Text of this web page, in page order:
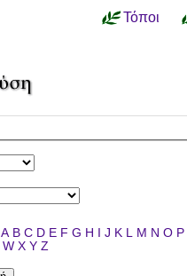
Τόποι
A B C D E F G H I J K L M N O P
W X Y Z